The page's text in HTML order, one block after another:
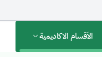
الأقسام الاكاديمية